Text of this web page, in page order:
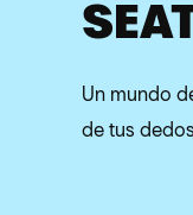
Un mundo
de tus dedos.